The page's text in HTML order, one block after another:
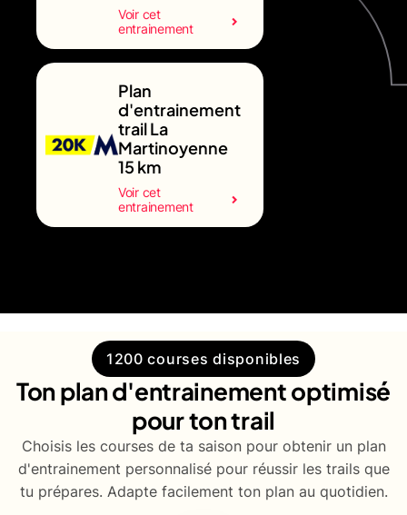
Voir cet
entrainement
Plan
d'entrainement
trail La
Martinoyenne
15 km
Voir cet
entrainement
1200 courses disponibles
Ton plan d'entrainement optimisé
pour ton trail
Choisis les courses de ta saison pour obtenir un plan
d'entrainement personnalisé pour réussir les trails que
tu prépares. Adapte facilement ton plan au quotidien.